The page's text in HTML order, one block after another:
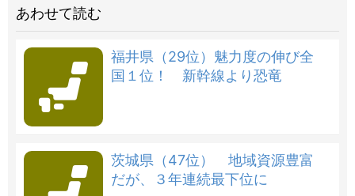
あわせて読む
福井県（29位）魅力度の伸び全
国１位！ 新幹線より恐竜
茨城県（47位） 地域資源豊富
だが、３年連続最下位に